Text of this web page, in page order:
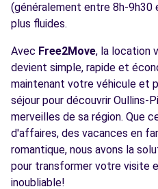
(généralement entre 8h-
plus fluides.
Avec Free2Move, la location
devient simple, rapide et
maintenant votre véhicule et
séjour pour découvrir
merveilles de sa région. Que
d'affaires, des vacances en
romantique, nous avons la
pour transformer votre visite
inoubliable!